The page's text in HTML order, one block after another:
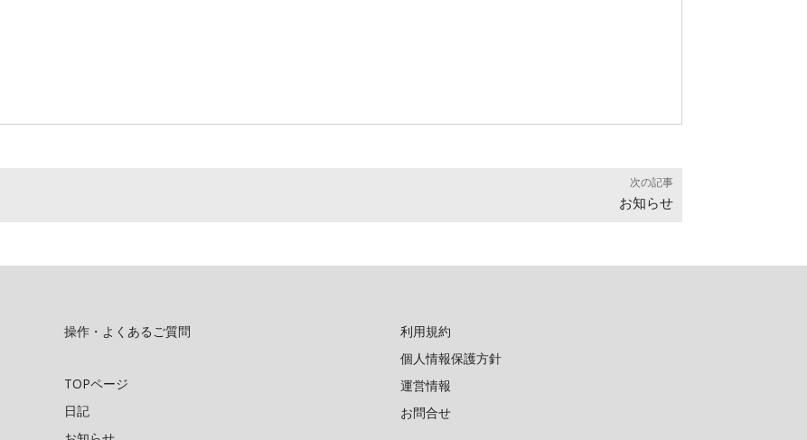
次の記事
お知らせ
操作・よくあるご質問
TOPページ
日記
利用規約
個人情報保護方針
運営情報
お問合せ